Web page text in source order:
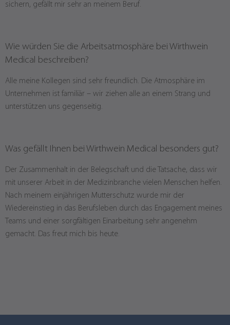
sichern, gefällt mir sehr an meinem Beruf.
Wie würden Sie die Arbeitsatmosphäre bei Wirthwein
Medical beschreiben?
Alle meine Kollegen sind sehr freundlich. Die Atmosphäre im
Unternehmen ist familiär – wir ziehen alle an einem Strang und
unterstützen uns gegenseitig.
Was gefällt Ihnen bei Wirthwein Medical besonders gut?
Der Zusammenhalt in der Belegschaft und die Tatsache, dass wir
mit unserer Arbeit in der Medizinbranche vielen Menschen helfen.
Nach meinem einjährigen Mutterschutz wurde mir der
Wiedereinstieg in das Berufsleben durch das Engagement meines
Teams und einer sorgfältigen Einarbeitung sehr angenehm
gemacht. Das freut mich bis heute.